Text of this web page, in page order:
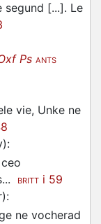
segund [...]. Le
Ps ANTS
vie, Unke ne
:
BRITT i 59
:
ne vocherad